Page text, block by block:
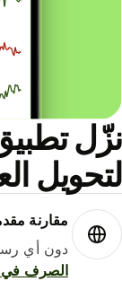
مقارنة
دون أي
الصرف في